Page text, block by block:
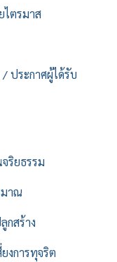
ไตรมาส
ประกาศผู้ได้รับ
ริยธรรม
มาณ
สร้าง
งการทุจริต